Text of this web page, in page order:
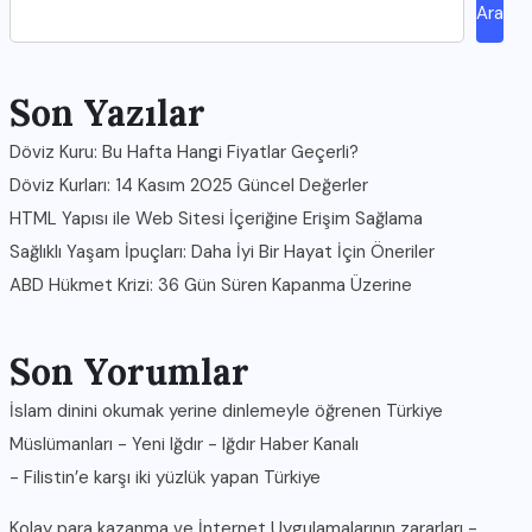
Ara
Son Yazılar
Döviz Kuru: Bu Hafta Hangi Fiyatlar Geçerli?
Döviz Kurları: 14 Kasım 2025 Güncel Değerler
HTML Yapısı ile Web Sitesi İçeriğine Erişim Sağlama
Sağlıklı Yaşam İpuçları: Daha İyi Bir Hayat İçin Öneriler
ABD Hükmet Krizi: 36 Gün Süren Kapanma Üzerine
Son Yorumlar
İslam dinini okumak yerine dinlemeyle öğrenen Türkiye
Müslümanları - Yeni Iğdır - Iğdır Haber Kanalı
- Filistin’e karşı iki yüzlük yapan Türkiye